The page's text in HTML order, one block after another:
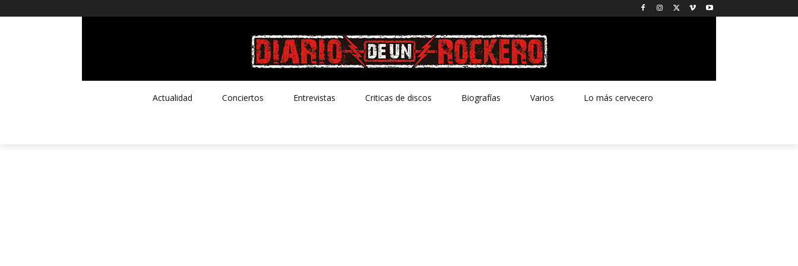
Actualidad Conciertos Entrevistas Criticas de discos Biografías Varios Lo más cervecero